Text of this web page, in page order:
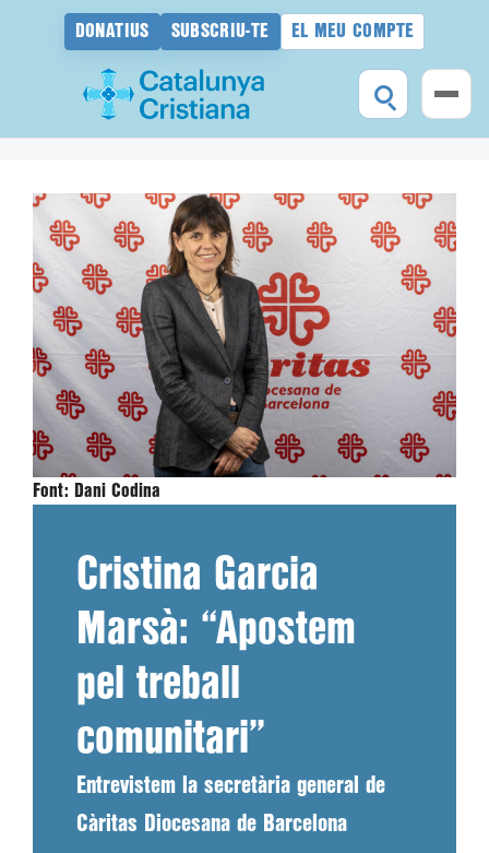
DONATIUS SUBSCRIU-TE EL MEU COMPTE
contingut
Font: Dani Codina
Cristina Garcia
Marsà: “Apostem
pel treball
comunitari”
Entrevistem la secretària general de
Càritas Diocesana de Barcelona